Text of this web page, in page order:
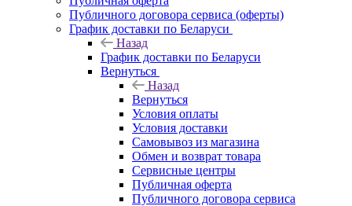
Публичного договора сервиса (оферты)
График доставки по Беларуси
Назад
График доставки по Беларуси
Вернуться
Назад
Вернуться
Условия оплаты
Условия доставки
Самовывоз из магазина
Обмен и возврат товара
Сервисные центры
Публичная оферта
Публичного договора сервиса